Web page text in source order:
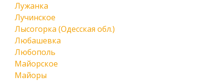
Лужанка
Лучинское
Лысогорка (Одесская обл.)
Любашевка
Любополь
Майорское
Майоры